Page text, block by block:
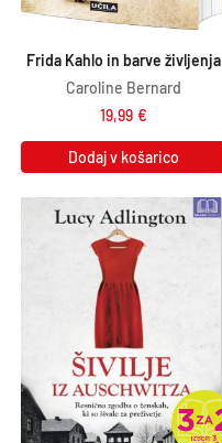
Frida Kahlo in barve življenja
Caroline Bernard
19,99 €
Dodaj v košarico